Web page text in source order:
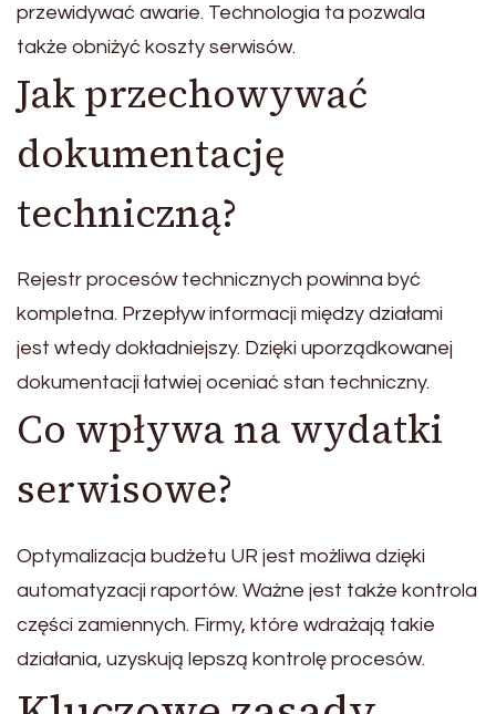
przewidywać awarie. Technologia ta pozwala
także obniżyć koszty serwisów.
Jak przechowywać
dokumentację
techniczną?
Rejestr procesów technicznych powinna być
kompletna. Przepływ informacji między działami
jest wtedy dokładniejszy. Dzięki uporządkowanej
dokumentacji łatwiej oceniać stan techniczny.
Co wpływa na wydatki
serwisowe?
Optymalizacja budżetu UR jest możliwa dzięki
automatyzacji raportów. Ważne jest także kontrola
części zamiennych. Firmy, które wdrażają takie
działania, uzyskują lepszą kontrolę procesów.